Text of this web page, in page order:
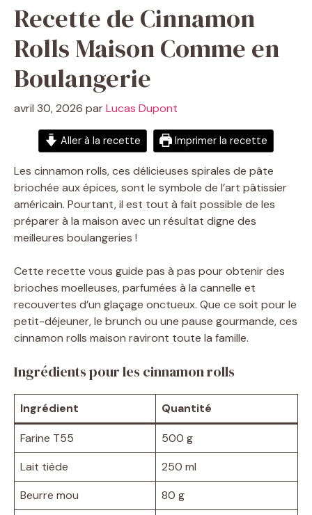
Recette de Cinnamon
Rolls Maison Comme en
Boulangerie
avril 30, 2026 parLucas Dupont
Aller à la recette Imprimer la recette
Les cinnamon rolls, ces délicieuses spirales de pâte
briochée aux épices, sont le symbole de l’art pâtissier
américain. Pourtant, il est tout à fait possible de les
préparer à la maison avec un résultat digne des
meilleures boulangeries !
Cette recette vous guide pas à pas pour obtenir des
brioches moelleuses, parfumées à la cannelle et
recouvertes d’un glaçage onctueux. Que ce soit pour le
petit-déjeuner, le brunch ou une pause gourmande, ces
cinnamon rolls maison raviront toute la famille.
Ingrédients pour les cinnamon rolls
Ingrédient Quantité
Farine T55
500 g
Lait tiède
250 ml
Beurre mou
80 g